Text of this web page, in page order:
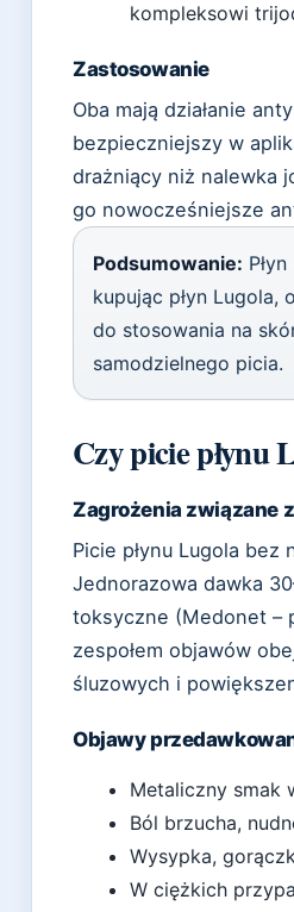
kompleksowi
Zastosowanie
Oba mają działanie
bezpieczniejszy w
drażniący niż nalewka
go nowocześniejsze
Podsumowanie:
kupując płyn
do stosowania na
samodzielnego picia.
Czy picie płynu
Zagrożenia związane
Picie płynu Lugola
Jednorazowa dawka
toksyczne (Medonet –
zespołem objawów
śluzowych i
Objawy
Metaliczny smak
Ból brzucha,
Wysypka,
W ciężkich